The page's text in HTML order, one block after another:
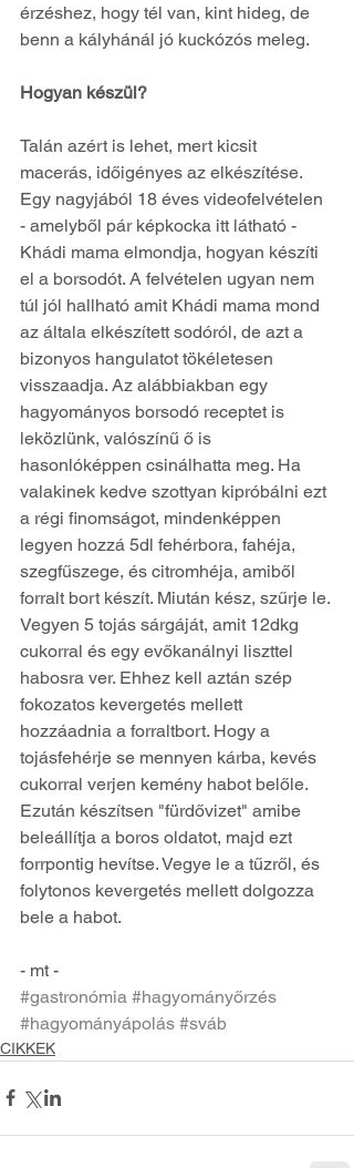
érzéshez, hogy tél van, kint hideg, de
benn a kályhánál jó kuckózós meleg.
Hogyan készül?
Talán azért is lehet, mert kicsit
macerás, időigényes az elkészítése.
Egy nagyjából 18 éves videofelvételen
- amelyből pár képkocka itt látható -
Khádi mama elmondja, hogyan készíti
el a borsodót. A felvételen ugyan nem
túl jól hallható amit Khádi mama mond
az általa elkészített sodóról, de azt a
bizonyos hangulatot tökéletesen
visszaadja. Az alábbiakban egy
hagyományos borsodó receptet is
leközlünk, valószínű ő is
hasonlóképpen csinálhatta meg. Ha
valakinek kedve szottyan kipróbálni ezt
a régi finomságot, mindenképpen
legyen hozzá 5dl fehérbora, fahéja,
szegfűszege, és citromhéja, amiből
forralt bort készít. Miután kész, szűrje le.
Vegyen 5 tojás sárgáját, amit 12dkg
cukorral és egy evőkanálnyi liszttel
habosra ver. Ehhez kell aztán szép
fokozatos kevergetés mellett
hozzáadnia a forraltbort. Hogy a
tojásfehérje se mennyen kárba, kevés
cukorral verjen kemény habot belőle.
Ezután készítsen "fürdővizet" amibe
beleállítja a boros oldatot, majd ezt
forrpontig hevítse. Vegye le a tűzről, és
folytonos kevergetés mellett dolgozza
bele a habot.
- mt -
#gastronómia #hagyományőrzés
#hagyományápolás #sváb
CIKKEK